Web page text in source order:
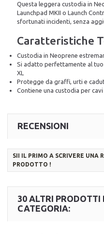
Questa leggera custodia in
Launchpad MKII o Launch
sfortunati incidenti, senza
Caratteristiche
Custodia in Neoprene
Si adatto perfettamente al tuo
XL
Protegge da graffi, urti e
Contiene una custodia per
RECENSIONI
SII IL PRIMO A SCRIVERE UNA
PRODOTTO !
30 ALTRI PRODOTTI
CATEGORIA: